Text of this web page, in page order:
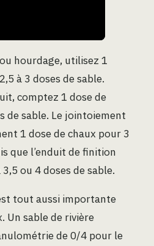
hourdage, utilisez 1
à 3 doses de sable.
comptez 1 dose de
de sable. Le jointoiement
1 dose de chaux pour 3
que l’enduit de finition
ou 4 doses de sable.
tout aussi importante
Un sable de rivière
de 0/4 pour le